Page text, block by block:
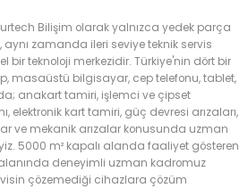
Bilişim olarak yalnızca yedek parça
zamanda ileri seviye teknik servis
bir teknoloji merkezidir. Türkiye'nin dört bir
masaüstü bilgisayar, cep telefonu, tablet,
anakart tamiri, işlemci ve çipset
elektronik kart tamiri, güç devresi arızaları,
ve mekanik arızalar konusunda uzman
5000 m² kapalı alanda faaliyet gösteren
deneyimli uzman kadromuz
çözemediği cihazlara çözüm